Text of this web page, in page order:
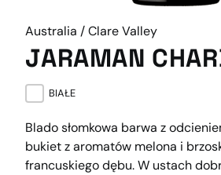
Australia / Clare Valley
JARAMAN
BIAŁE
Blado słomkowa barwa z
bukiet z aromatów melona i
francuskiego dębu. W ustach